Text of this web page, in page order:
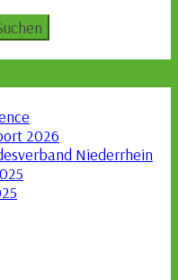
2026
Niederrhein